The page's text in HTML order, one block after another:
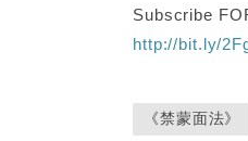
Subscribe
http://bit.ly/
《禁蒙面法》